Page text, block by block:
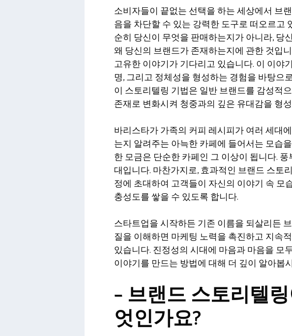
소비자들이 끝없는 선택을 하는 세상에서 브
음을 차단할 수 있는 강력한 도구로 떠오르고
순히 당신이 무엇을 판매하는지가 아니라, 당
왜 당신의 브랜드가 존재하는지에 관한 것입
고유한 이야기가 기다리고 있습니다. 이 이야
명, 그리고 정체성을 형성하는 경험을 바탕으
이 스토리텔링 기법은 일반 브랜드를 감성적
존재로 변화시켜 청중과의 깊은 유대감을 형
바리스타가 가족의 커피 레시피가 여러 세대
는지 알려주는 아늑한 카페에 들어서는 모습
한 모금은 단순한 카페인 그 이상이 됩니다.
대입니다. 마찬가지로, 효과적인 브랜드 스토
정에 초대하여 고객들이 자신의 이야기 속 모
충성도를 쌓을 수 있도록 합니다.
스타트업을 시작하든 기존 이름을 되살리든
질을 이해하면 마케팅 노력을 촉진하고 지속
있습니다. 진정성의 시대에 마음과 마음을 모
이야기를 만드는 방법에 대해 더 깊이 알아봅
– 브랜드 스토리텔
엇인가요?